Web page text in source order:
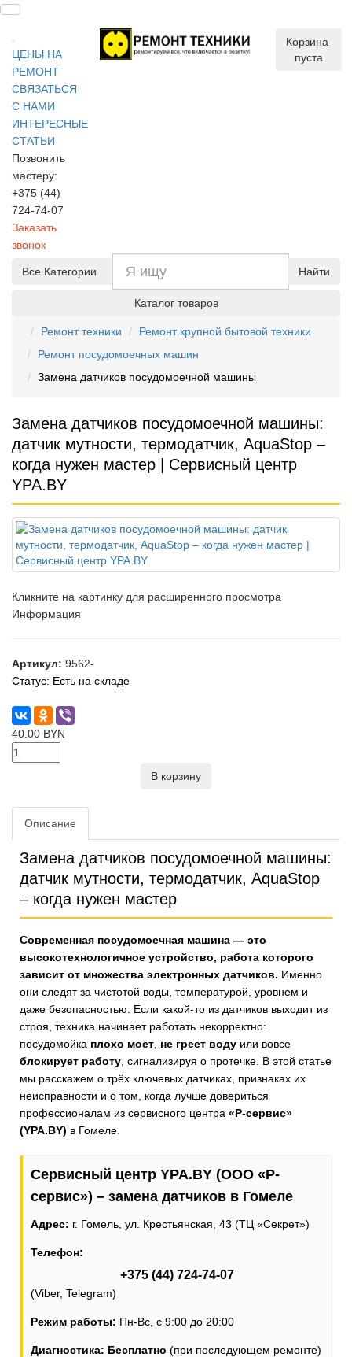
ЦЕНЫ НА
РЕМОНТ
СВЯЗАТЬСЯ
С НАМИ
ИНТЕРЕСНЫЕ
СТАТЬИ
Позвонить
мастеру:
+375 (44)
724-74-07
Заказать
звонок
Корзина
пуста
Все Категории Найти
Каталог товаров
Ремонт техники
Ремонт крупной бытовой техники
Ремонт посудомоечных машин
Замена датчиков посудомоечной машины
Замена датчиков посудомоечной машины:
датчик мутности, термодатчик, AquaStop –
когда нужен мастер | Сервисный центр
YPA.BY
Кликните на картинку для расширенного просмотра
Информация
Артикул: 9562-
Статус: Есть на складе
40.00 BYN
В корзину
Описание
Замена датчиков посудомоечной машины:
датчик мутности, термодатчик, AquaStop
– когда нужен мастер
Современная посудомоечная машина — это
высокотехнологичное устройство, работа которого
зависит от множества электронных датчиков. Именно
они следят за чистотой воды, температурой, уровнем и
даже безопасностью. Если какой-то из датчиков выходит из
строя, техника начинает работать некорректно:
посудомойка плохо моет не греет воду или вовсе
блокирует работу , сигнализируя о протечке. В этой статье
мы расскажем о трёх ключевых датчиках, признаках их
неисправности и о том, когда лучше довериться
профессионалам из сервисного центра «Р-сервис»
(YPA.BY) в Гомеле.
Сервисный центр YPA.BY (ООО «Р-
сервис») – замена датчиков в Гомеле
Адрес: г. Гомель, ул. Крестьянская, 43 (ТЦ «Секрет»)
Телефон:
+375 (44) 724-74-07
(Viber, Telegram)
Режим работы: Пн-Вс, с 9:00 до 20:00
Диагностика: Бесплатно (при последующем ремонте)